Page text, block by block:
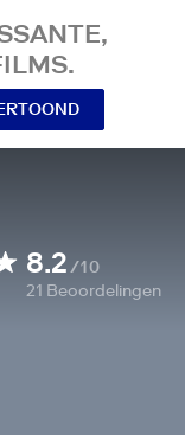
8.2/10
21 Beoordelingen